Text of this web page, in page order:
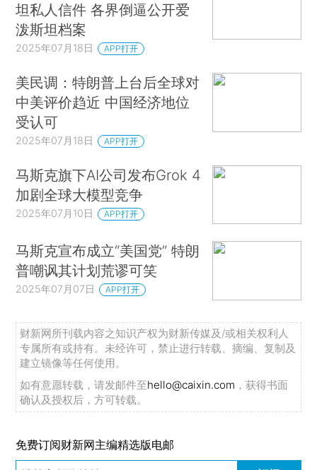
坦私人信件 各界倒逼公开爱
泼斯坦档案
2025年07月18日 APP打开
美民调：特朗普上台后全球对
中美评价趋近 中国经济地位
受认可
2025年07月18日 APP打开
马斯克旗下AI公司发布Grok 4
加剧全球大模型竞争
2025年07月10日 APP打开
马斯克宣布成立“美国党” 特朗
普嘲讽其计划荒谬可笑
2025年07月07日 APP打开
财新网所刊载内容之知识产权为财新传媒及/或相关权利人
专属所有或持有。未经许可，禁止进行转载、摘编、复制及
建立镜像等任何使用。
如有意愿转载，请发邮件至hello@caixin.com ，获得书面
确认及授权后，方可转载。
免费订阅财新网主编精选版电邮